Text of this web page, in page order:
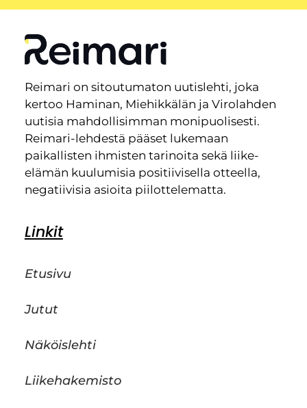
Reimari on sitoutumaton uutislehti, joka
kertoo Haminan, Miehikkälän ja Virolahden
uutisia mahdollisimman monipuolisesti.
Reimari-lehdestä pääset lukemaan
paikallisten ihmisten tarinoita sekä liike-
elämän kuulumisia positiivisella otteella,
negatiivisia asioita piilottelematta.
Linkit
Etusivu
Jutut
Näköislehti
Liikehakemisto